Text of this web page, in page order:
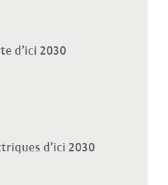
d’ici 2030
d’ici 2030